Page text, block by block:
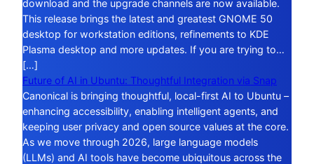
download and the upgrade channels are now available.
This release brings the latest and greatest GNOME 50
desktop for workstation editions, refinements to KDE
Plasma desktop and more updates. If you are trying to…
[…]
Future of AI in Ubuntu: Thoughtful Integration via Snap
Canonical is bringing thoughtful, local-first AI to Ubuntu –
enhancing accessibility, enabling intelligent agents, and
keeping user privacy and open source values at the core.
As we move through 2026, large language models
(LLMs) and AI tools have become ubiquitous across the